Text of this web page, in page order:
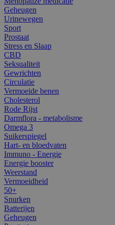
Geheugen
Urinewegen
Sport
Prostaat
Stress en Slaap
CBD
Seksualiteit
Gewrichten
Circulatie
Vermoeide benen
Cholesterol
Rode Rijst
Darmflora - metabolisme
Omega 3
Suikerspiegel
Hart- en bloedvaten
Immuno - Energie
Energie booster
Weerstand
Vermoeidheid
50+
Snurken
Batterijen
Geheugen